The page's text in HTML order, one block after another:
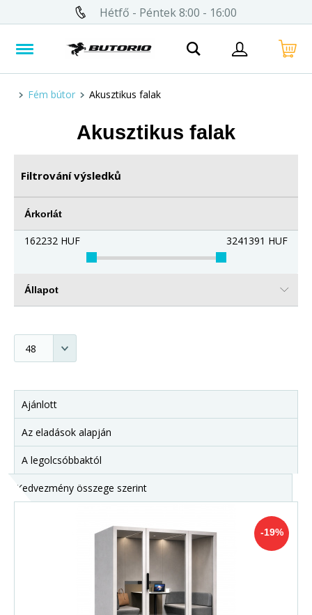
Hétfő - Péntek 8:00 - 16:00
Fém bútor Akusztikus falak
Akusztikus falak
Filtrování výsledků
Árkorlát
162232 HUF 3241391 HUF
Állapot
Ajánlott
Az eladások alapján
A legolcsóbbaktól
Kedvezmény összege szerint
-19%